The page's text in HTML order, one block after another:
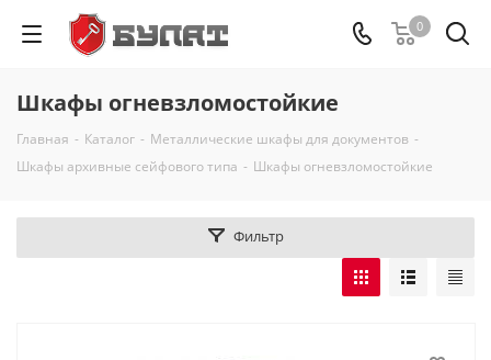
0
Шкафы огневзломостойкие
Главная - Каталог - Металлические шкафы для документов -
Шкафы архивные сейфового типа - Шкафы огневзломостойкие
Фильтр